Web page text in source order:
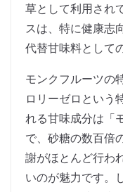
草として利用され
スは、特に健康志
代替甘味料として
モンクフルーツの
ロリーゼロという
れる甘味成分は「
で、砂糖の数百倍
謝がほとんど行わ
いのが魅力です。